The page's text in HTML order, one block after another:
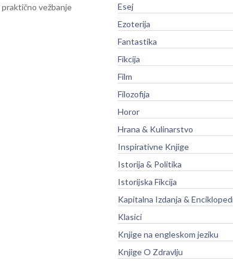
vežbanje
Esej
Ezoterija
Fantastika
Fikcija
Film
Filozofija
Horor
Hrana & Kulinarstvo
Inspirativne Knjige
Istorija & Politika
Istorijska Fikcija
Kapitalna Izdanja &
Klasici
Knjige na engleskom jeziku
Knjige O Zdravlju